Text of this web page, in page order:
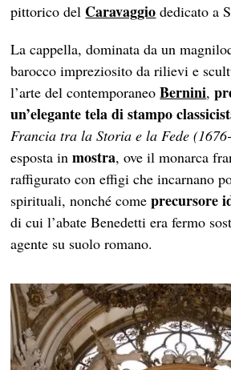
pittorico del Caravaggio dedicato a
La cappella, dominata da un
barocco impreziosito da rilievi e
l’arte del contemporaneoBernini,
un’elegante tela di stampo
Francia tra la Storia e la Fede
esposta inmostra, ove il monarca
raffigurato con effigi che incarnano
spirituali, nonché comeprecursore
di cui l’abate Benedetti era fermo
agente su suolo romano.